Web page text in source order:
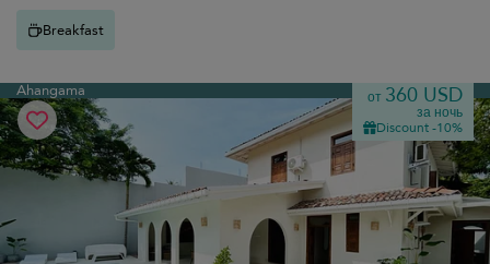
Breakfast
Ahangama от 360 USD
за ночь
Discount -10%